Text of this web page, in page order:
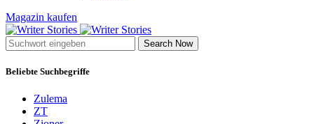
Magazin kaufen
Search Now
Beliebte Suchbegriffe
Zulema
ZT